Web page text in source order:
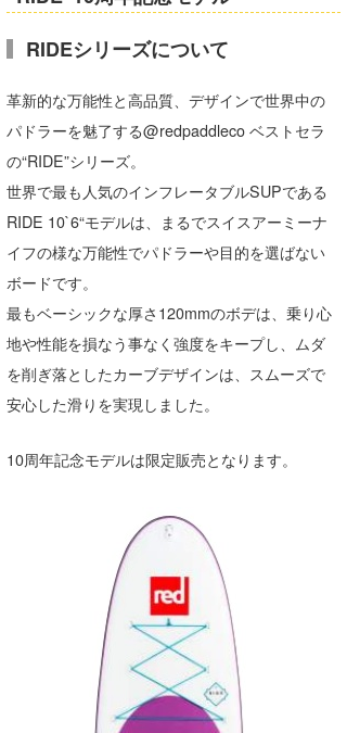
RIDEシリーズについて
革新的な万能性と高品質、デザインで世界中の
パドラーを魅了する@redpaddleco ベストセラ
の“RIDE”シリーズ。
世界で最も人気のインフレータブルSUPである
RIDE 10`6“モデルは、まるでスイスアーミーナ
イフの様な万能性でパドラーや目的を選ばない
ボードです。
最もベーシックな厚さ120mmのボデは、乗り心
地や性能を損なう事なく強度をキープし、ムダ
を削ぎ落としたカーブデザインは、スムーズで
安心した滑りを実現しました。
10周年記念モデルは限定販売となります。
OYZ
S.K
Soulman
VAGY
waka☆=
YUKI☆
たっちー
ハンマー
まっきー
三輪予報士
小川予報士
唐澤予報士
SancheZ
米山予報士